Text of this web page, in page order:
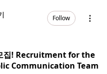
Follow
집! Recruitment for the
Communication Team